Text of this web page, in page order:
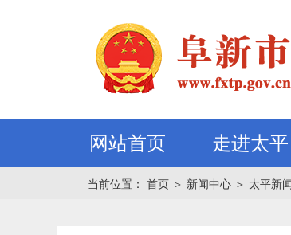
网站首页 走进太平
当前位置： 首页 ＞ 新闻中心 ＞ 太平新闻